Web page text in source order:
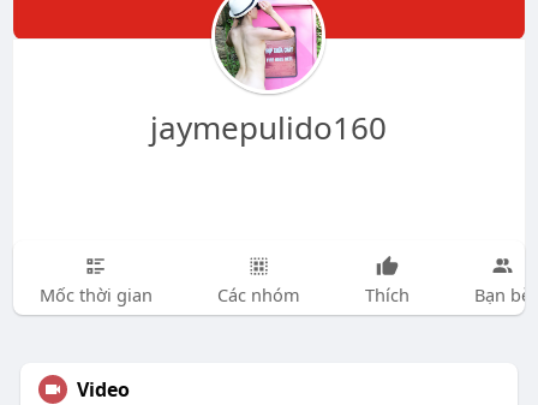
jaymepulido160
Mốc thời gian Các nhóm Thích Bạn bè
Video